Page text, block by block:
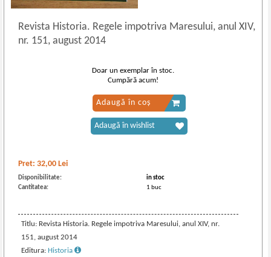
Revista Historia. Regele impotriva Maresului, anul XIV,
nr. 151, august 2014
Pret:32,00 Lei
Disponibilitate:
in stoc
Cantitatea:
1 buc
Titlu: Revista Historia. Regele impotriva Maresului, anul XIV, nr.
151, august 2014
Editura: Historia
Doar un exemplar în stoc.
Cumpără acum!
Adaugă în coș
Adaugă în wishlist